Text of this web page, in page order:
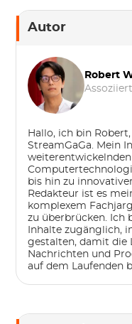
Autor
Robert
Hallo, ich bin
StreamGaGa. Mein
bis hin zu
Redakteur ist es
komplexem
zu überbrücken. Ich
Inhalte zugänglich,
gestalten, damit die
Nachrichten und
auf dem Laufenden